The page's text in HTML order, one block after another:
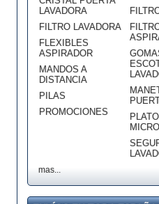
LAVADORA
FILTRO LAVADORA
FLEXIBLES
ASPIRADOR
MANDOS A
DISTANCIA
PILAS
PROMOCIONES
mas...